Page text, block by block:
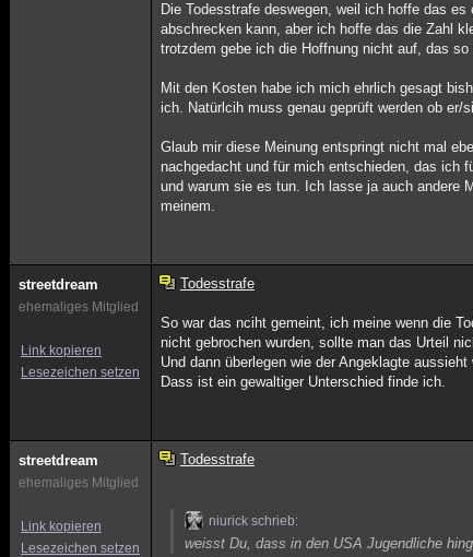
Die Todesstrafe deswegen, weil ich hoffe das
abschrecken kann, aber ich hoffe das die Zahl
trotzdem gebe ich die Hoffnung nicht auf, das
Mit den Kosten habe ich mich ehrlich gesagt
ich. Natürlcih muss genau geprüft werden ob
Glaub mir diese Meinung entspringt nicht mal
nachgedacht und für mich entschieden, das ich
und warum sie es tun. Ich lasse ja auch andere
meinem.
streetdream
ehemaliges Mitglied
Link kopieren
Lesezeichen setzen
Todesstrafe
So war das nciht gemeint, ich meine wenn die
nicht gebrochen wurden, sollte man das Urteil
Und dann überlegen wie der Angeklagte
Dass ist ein gewaltiger Unterschied finde ich.
streetdream
ehemaliges Mitglied
Link kopieren
Lesezeichen setzen
Todesstrafe
niurick schrieb:
weisst Du, dass in den USA Jugendliche